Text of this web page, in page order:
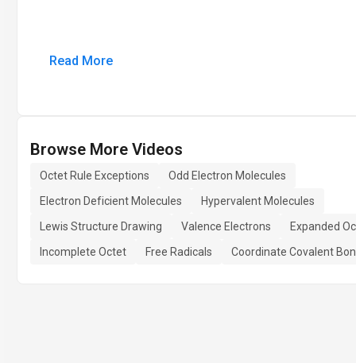
Read More
Browse More Videos
Octet Rule Exceptions
Odd Electron Molecules
Electron Deficient Molecules
Hypervalent Molecules
Lewis Structure Drawing
Valence Electrons
Expanded
Incomplete Octet
Free Radicals Coordinate Covalent